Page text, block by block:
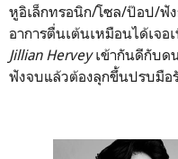
หูอิเล็กทรอนิก/โซล/ป๊อป/ฟั
อาการตื่นเต้นเหมือนได้เจอ
Jillian Herveyเข้ากันดีกับด
ฟังจบแล้วต้องลุกขึ้นปรบมือ